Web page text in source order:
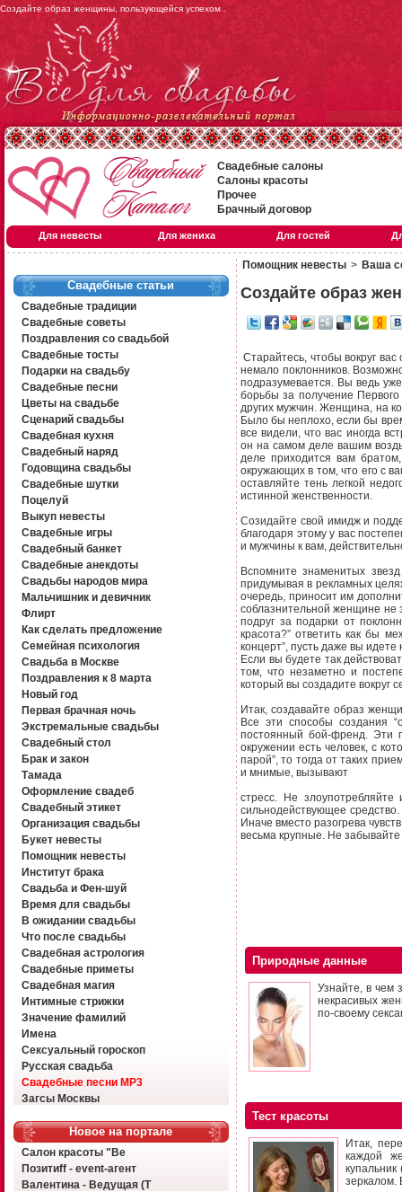
Создайте образ женщины, пользующейся успехом .
Свадебные салоны
Салоны красоты
Прочее
Брачный договор
Для невесты Для жениха Для гостей
Свадебные статьи
Свадебные традиции
Свадебные советы
Поздравления со свадьбой
Свадебные тосты
Подарки на свадьбу
Свадебные песни
Цветы на свадьбе
Сценарий свадьбы
Свадебная кухня
Свадебный наряд
Годовщина свадьбы
Свадебные шутки
Поцелуй
Выкуп невесты
Свадебные игры
Свадебный банкет
Свадебные анекдоты
Свадьбы народов мира
Мальчишник и девичник
Флирт
Как сделать предложение
Семейная психология
Свадьба в Москве
Поздравления к 8 марта
Новый год
Первая брачная ночь
Экстремальные свадьбы
Свадебный стол
Брак и закон
Тамада
Оформление свадеб
Свадебный этикет
Организация свадьбы
Букет невесты
Помощник невесты
Институт брака
Свадьба и Фен-шуй
Время для свадьбы
В ожидании свадьбы
Что после свадьбы
Свадебная астрология
Свадебные приметы
Свадебная магия
Интимные стрижки
Значение фамилий
Имена
Сексуальный гороскоп
Русская свадьба
Свадебные песни MP3
Загсы Москвы
Новое на портале
Салон красоты "Ве
Позитиff - event-агент
Валентина - Ведущая (Т
Помощник невесты > Ваша
Создайте образ
Старайтесь, чтобы вокруг
немало поклонников.
подразумевается. Вы ведь
борьбы за получение
других мужчин. Женщина, на
Было бы неплохо, если бы
все видели, что вас иногда
он на самом деле вашим
деле приходится вам
окружающих в том, что его с
оставляйте тень легкой
истинной женственности.
Созидайте свой имидж и
благодаря этому у вас
и мужчины к вам,
Вспомните знаменитых
придумывая в рекламных
очередь, приносит им
соблазнительной женщине не
подруг за подарки от
красота?” ответить как бы
концерт”, пусть даже вы
Если вы будете так
том, что незаметно и
который вы создадите вокруг
Итак, создавайте образ
Все эти способы создания
постоянный бой-френд. Эти
окружении есть человек, с
парой”, то тогда от таких
и мнимые, вызывают
стресс. Не
сильнодействующее
Иначе вместо разогрева
весьма крупные. Не
Природные данные
Узнайте, в чем
некрасивых
по-своему
Тест красоты
Итак,
каждой
зеркалом.